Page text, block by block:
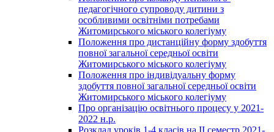
педагогічного супроводу дитини з
особливими освітніми потребами
Житомирського міського колегіуму
Положення про дистанційну форму здобуття
повної загальної середньої освіти
Житомирського міського колегіуму
Положення про індивідуальну форму
здобуття повної загальної середньої освіти
Житомирського міського колегіуму
Про організацію освітнього процесу у 2021-
2022 н.р.